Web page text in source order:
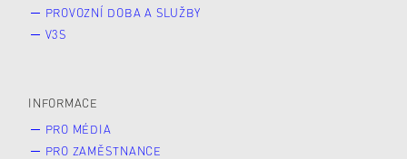
PROVOZNÍ DOBA A SLUŽBY
V3S
INFORMACE
PRO MÉDIA
PRO ZAMĚSTNANCE